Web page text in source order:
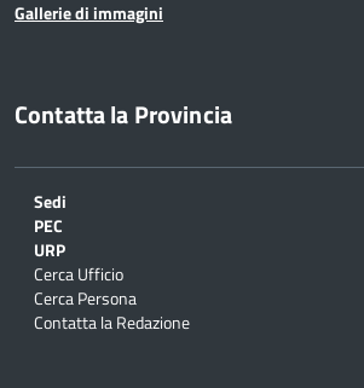
Gallerie di immagini
Contatta la Provincia
Sedi
PEC
URP
Cerca Ufficio
Cerca Persona
Contatta la Redazione